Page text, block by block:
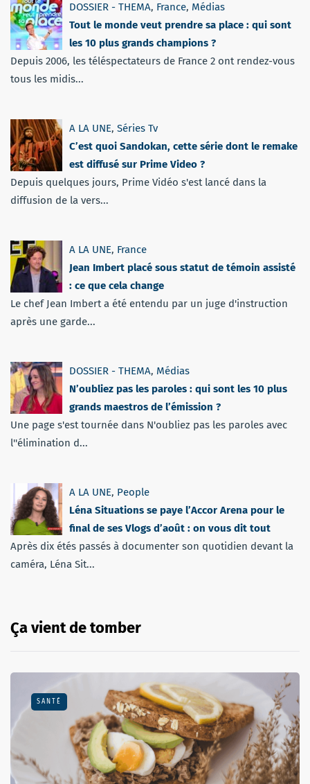
DOSSIER - THEMA, France, Médias
Tout le monde veut prendre sa place : qui sont
les 10 plus grands champions ?
Depuis 2006, les téléspectateurs de France 2 ont rendez-vous
tous les midis...
A LA UNE, Séries Tv
C’est quoi Sandokan, cette série dont le remake
est diffusé sur Prime Video ?
Depuis quelques jours, Prime Vidéo s'est lancé dans la
diffusion de la vers...
A LA UNE, France
Jean Imbert placé sous statut de témoin assisté
: ce que cela change
Le chef Jean Imbert a été entendu par un juge d'instruction
après une garde...
DOSSIER - THEMA, Médias
N’oubliez pas les paroles : qui sont les 10 plus
grands maestros de l’émission ?
Une page s'est tournée dans N'oubliez pas les paroles avec
l''élimination d...
A LA UNE, People
Léna Situations se paye l’Accor Arena pour le
final de ses Vlogs d’août : on vous dit tout
Après dix étés passés à documenter son quotidien devant la
caméra, Léna Sit...
Ça vient de tomber
SANTÉ